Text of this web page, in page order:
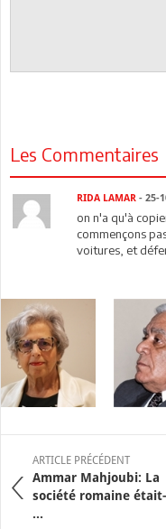
Les Commentaires
RIDA LAMAR - 25-
on n'a qu'à
commençons
voitures, et
ARTICLE PRÉCÉDENT
Ammar Mahjoubi: La
société romaine
...